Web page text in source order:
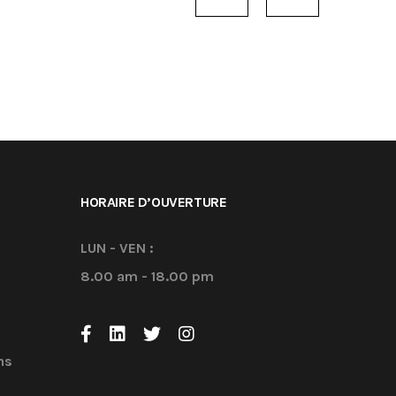
navigation
HORAIRE D’OUVERTURE
LUN - VEN :
8.00 am - 18.00 pm